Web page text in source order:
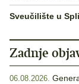
Sveučilište u
Zadnje
06.08.2026.